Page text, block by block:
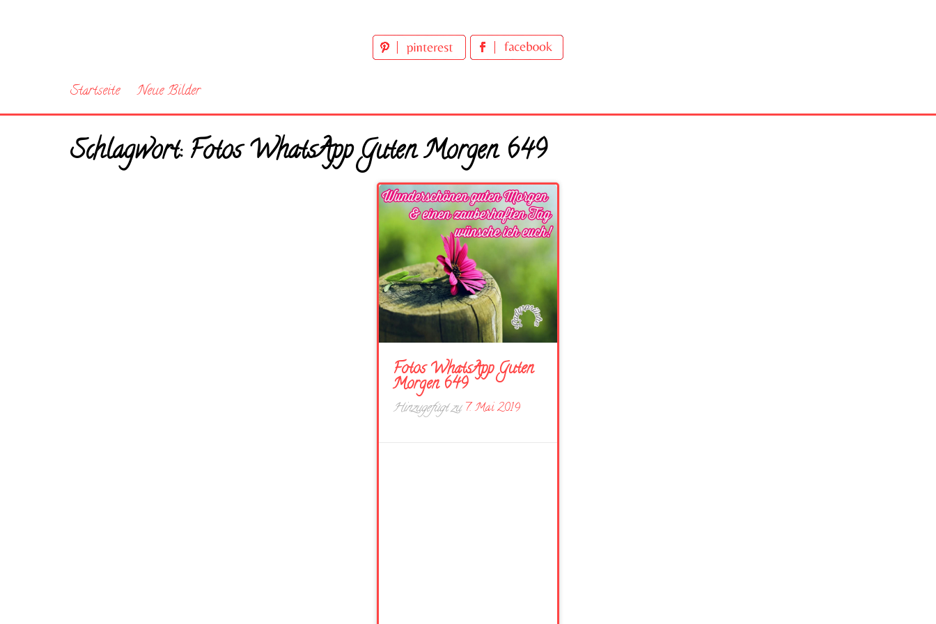
Startseite Neue Bilder
Schlagwort:Fotos WhatsApp Guten Morgen 649
Fotos WhatsApp Guten
Morgen 649
Hinzugefügt zu 7. Mai 2019